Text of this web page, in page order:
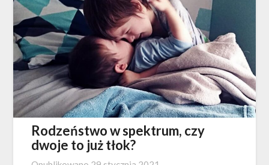
Rodzeństwo w spektrum, czy
dwoje to już tłok?